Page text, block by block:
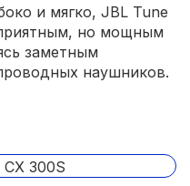
и мягко, JBL Tune
но мощным
заметным
наушников.